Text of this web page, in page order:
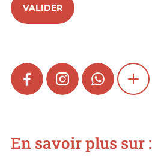
VALIDER
FACEBOOKINSTAGRAMWHATSAPP
En savoir plus sur :